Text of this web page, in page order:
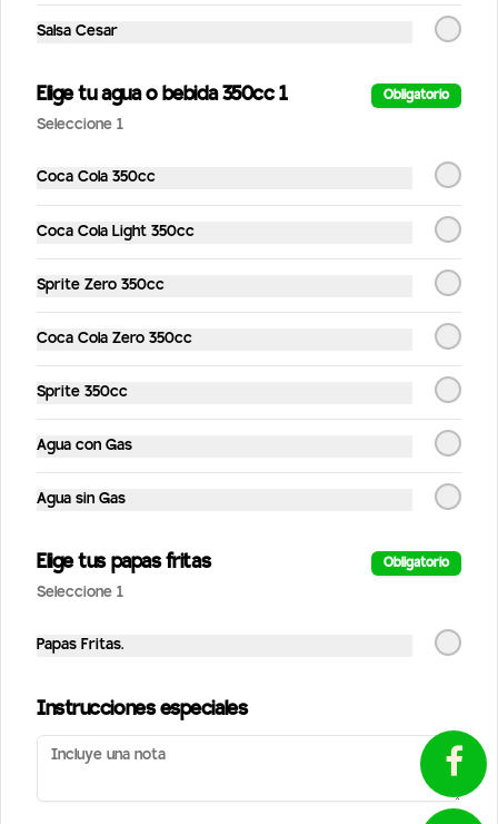
¿Tienes alguna sugerencia?
orgánico fermentado /330 ml
Conócenos
Despachos
Términos y condiciones
Política de privacidad
Redes sociales
Facebook
Mi cuenta
Pedir
Iniciar sesión
Salsa Cesar
Elige tu agua o bebida 350cc 1 Obligatorio
Seleccione 1
Coca Cola 350cc
Coca Cola Light 350cc
Sprite Zero 350cc
Coca Cola Zero 350cc
Sprite 350cc
Agua con Gas
Agua sin Gas
Elige tus papas fritas Obligatorio
Seleccione 1
Papas Fritas.
Instrucciones especiales